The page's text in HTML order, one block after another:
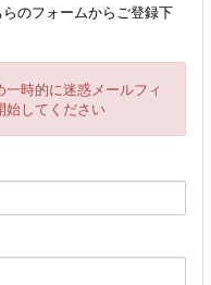
のフォームからご登録下
時的に迷惑メールフィ
始してください